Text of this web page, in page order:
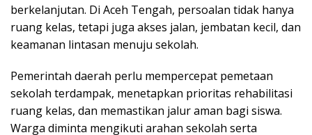
berkelanjutan. Di Aceh Tengah, persoalan tidak hanya
ruang kelas, tetapi juga akses jalan, jembatan kecil, dan
keamanan lintasan menuju sekolah.
Pemerintah daerah perlu mempercepat pemetaan
sekolah terdampak, menetapkan prioritas rehabilitasi
ruang kelas, dan memastikan jalur aman bagi siswa.
Warga diminta mengikuti arahan sekolah serta